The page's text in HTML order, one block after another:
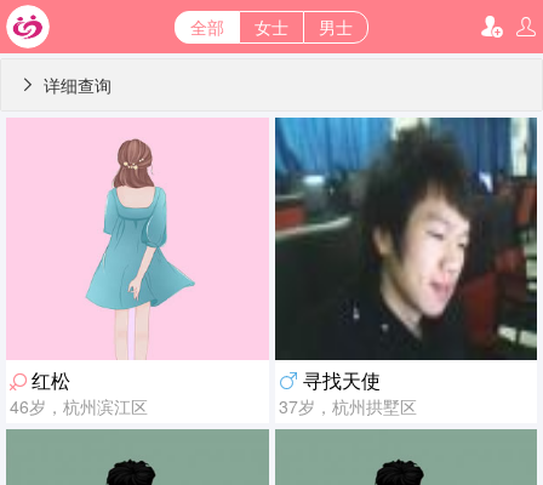
全部 女士 男士
详细查询

红松
46岁，杭州滨江区
寻找天使
37岁，杭州拱墅区